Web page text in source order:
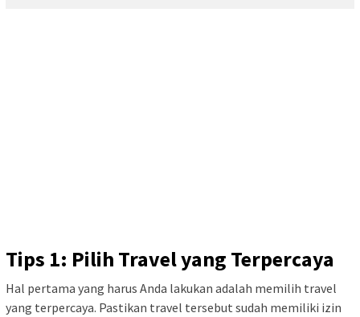
Tips 1: Pilih Travel yang Terpercaya
Hal pertama yang harus Anda lakukan adalah memilih travel
yang terpercaya. Pastikan travel tersebut sudah memiliki izin